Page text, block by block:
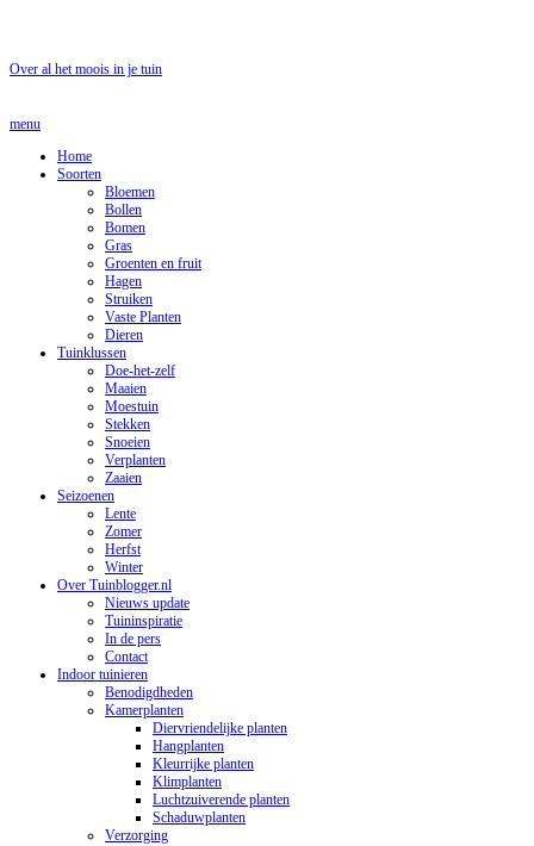
Over al het moois in je tuin
menu
Home
Soorten
Bloemen
Bollen
Bomen
Gras
Groenten en fruit
Hagen
Struiken
Vaste Planten
Dieren
Tuinklussen
Doe-het-zelf
Maaien
Moestuin
Stekken
Snoeien
Verplanten
Zaaien
Seizoenen
Lente
Zomer
Herfst
Winter
Over Tuinblogger.nl
Nieuws update
Tuininspiratie
In de pers
Contact
Indoor tuinieren
Benodigdheden
Kamerplanten
Diervriendelijke planten
Hangplanten
Kleurrijke planten
Klimplanten
Luchtzuiverende planten
Schaduwplanten
Verzorging